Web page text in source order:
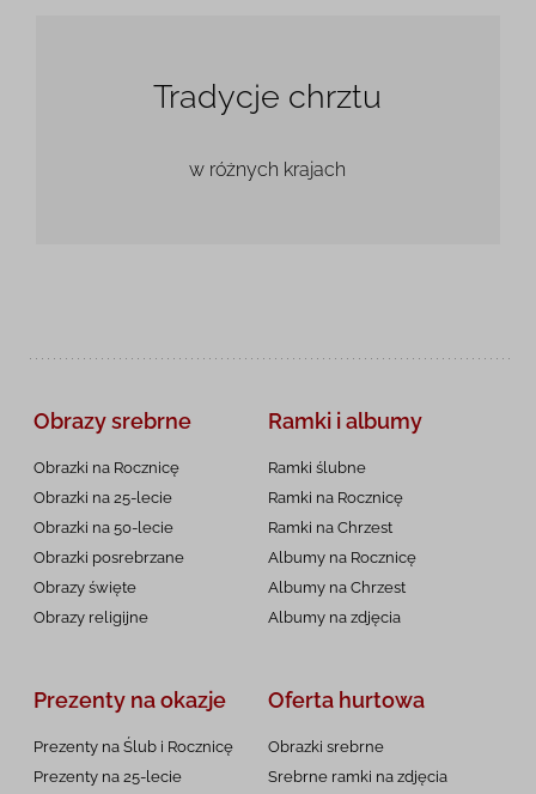
Tradycje chrztu
w różnych krajach
Obrazy srebrne
Obrazki na Rocznicę
Obrazki na 25-lecie
Obrazki na 50-lecie
Obrazki posrebrzane
Obrazy święte
Obrazy religijne
Ramki i albumy
Ramki ślubne
Ramki na Rocznicę
Ramki na Chrzest
Albumy na Rocznicę
Albumy na Chrzest
Albumy na zdjęcia
Prezenty na okazje
Prezenty na Ślub i Rocznicę
Prezenty na 25-lecie
Oferta hurtowa
Obrazki srebrne
Srebrne ramki na zdjęcia